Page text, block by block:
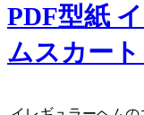
PDF型紙
ムスカート